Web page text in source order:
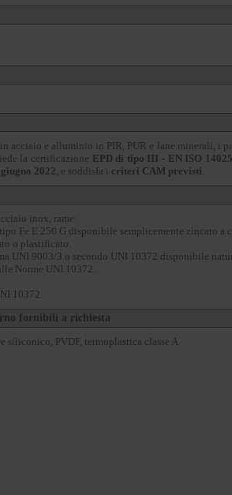
acciaio e alluminio in PIR, PUR e lane minerali, i
la certificazione EPD di tipo III - EN ISO 14025
2022 , e soddisfa i criteri CAM previsti
inox, rame:
Fe E 250 G disponibile semplicemente zincato a
o plastificato.
UNI 9003/3 o secondo UNI 10372 disponibile
Norme UNI 10372.
10372.
fornibili a richiesta
siliconico, PVDF, termoplastica classe A